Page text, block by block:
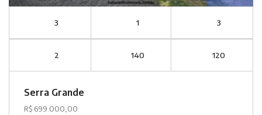
3 1 3
2 140 120
Serra Grande
R$ 699.000,00